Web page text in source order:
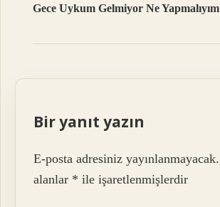
Gece Uykum Gelmiyor Ne Yapmalıyım
Bir yanıt yazın
E-posta adresiniz yayınlanmayacak.
alanlar * ile işaretlenmişlerdir